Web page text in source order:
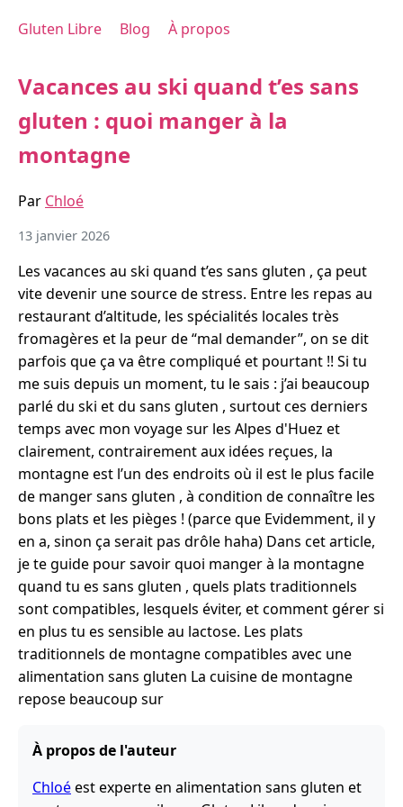
Gluten Libre Blog À propos
Vacances au ski quand t’es sans
gluten : quoi manger à la
montagne
Par Chloé
13 janvier 2026
Les vacances au ski quand t’es sans gluten , ça peut
vite devenir une source de stress. Entre les repas au
restaurant d’altitude, les spécialités locales très
fromagères et la peur de “mal demander”, on se dit
parfois que ça va être compliqué et pourtant !! Si tu
me suis depuis un moment, tu le sais : j’ai beaucoup
parlé du ski et du sans gluten , surtout ces derniers
temps avec mon voyage sur les Alpes d'Huez et
clairement, contrairement aux idées reçues, la
montagne est l’un des endroits où il est le plus facile
de manger sans gluten , à condition de connaître les
bons plats et les pièges ! (parce que Evidemment, il y
en a, sinon ça serait pas drôle haha) Dans cet article,
je te guide pour savoir quoi manger à la montagne
quand tu es sans gluten , quels plats traditionnels
sont compatibles, lesquels éviter, et comment gérer si
en plus tu es sensible au lactose. Les plats
traditionnels de montagne compatibles avec une
alimentation sans gluten La cuisine de montagne
repose beaucoup sur
À propos de l'auteur
Chloéest experte en alimentation sans gluten et